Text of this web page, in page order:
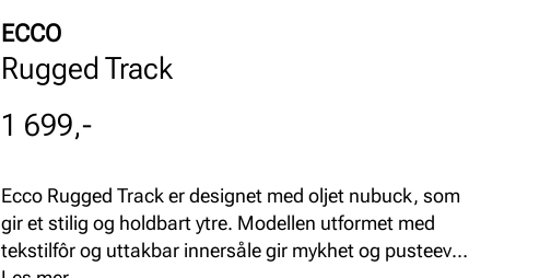
ECCO
Rugged Track
Pris
1 699,-
Ecco Rugged Track er designet med oljet nubuck, som
gir et stilig og holdbart ytre. Modellen utformet med
tekstilfôr og uttakbar innersåle gir mykhet og pusteevne.